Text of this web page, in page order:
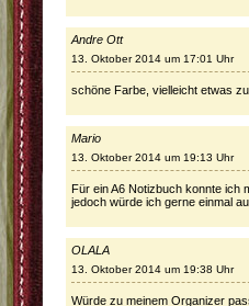
Andre Ott
13. Oktober 2014 um 17:01 Uhr
schöne Farbe, vielleicht etwas
Mario
13. Oktober 2014 um 19:13 Uhr
Für ein A6 Notizbuch konnte ich
jedoch würde ich gerne einmal
OLALA
13. Oktober 2014 um 19:38 Uhr
Würde zu meinem Organizer